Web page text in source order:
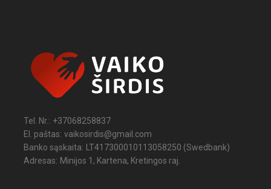
Tel. Nr.: +37068258837
El. paštas: vaikosirdis@gmail.com
Banko sąskaita: LT417300010113058250 (Swedbank)
Adresas: Minijos 1, Kartena, Kretingos raj.